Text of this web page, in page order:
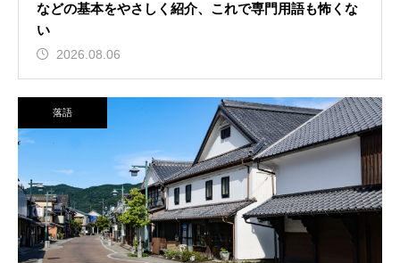
などの基本をやさしく紹介、これで専門用語も怖くな
い
2026.08.06
落語